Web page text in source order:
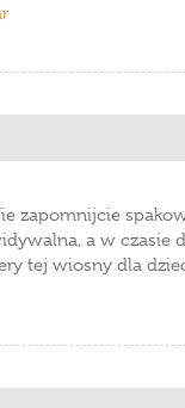
zapomnijcie
a w czasie
tej wiosny dla